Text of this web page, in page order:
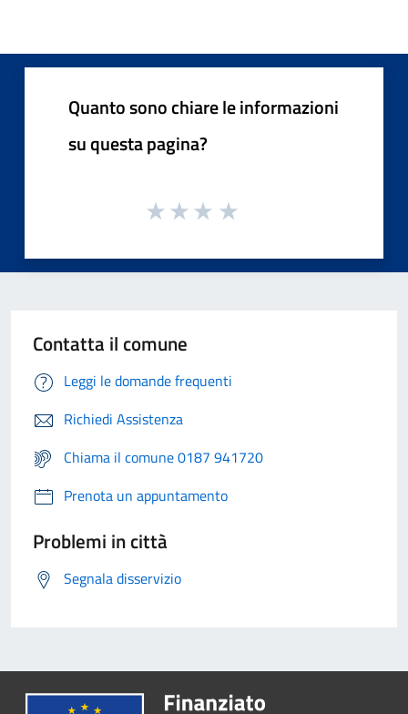
Quanto sono chiare le informazioni
su questa pagina?
Contatta il comune
Leggi le domande frequenti
Richiedi Assistenza
Chiama il comune 0187 941720
Prenota un appuntamento
Problemi in città
Segnala disservizio